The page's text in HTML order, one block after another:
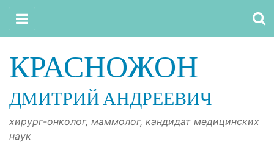
КРАСНОЖОН
ДМИТРИЙ АНДРЕЕВИЧ
хирург-онколог, маммолог, кандидат медицинских
наук